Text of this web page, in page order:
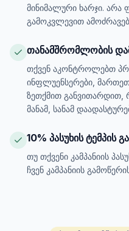
მინიმალური ხარჯი.
გამოკვლევით
თანამშრომლობის
თქვენ აკონტროლებთ
ინფლუენსერები,
ზეთქმით განვითარდით,
მანამ, სანამ
10% პასუხის ტემპის
თუ თქვენი კამპანიის
ჩვენ კამპანიის